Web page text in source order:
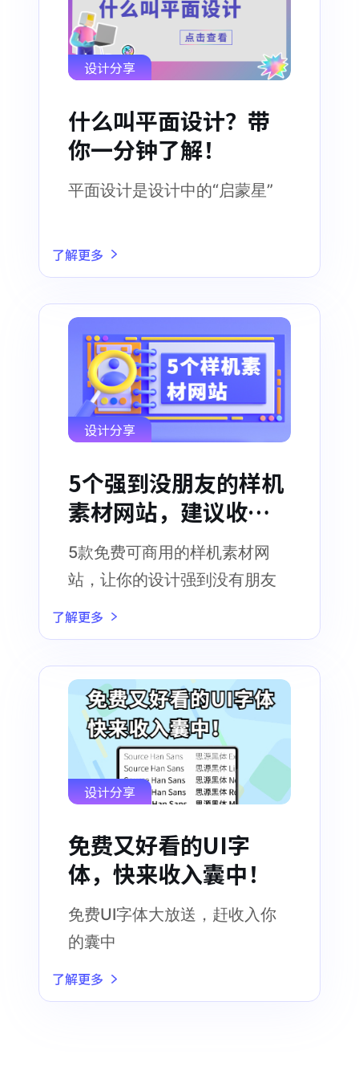
设计分享
什么叫平面设计？带
你一分钟了解！
平面设计是设计中的“启蒙星”
了解更多
设计分享
5个强到没朋友的样机
素材网站，建议收
藏！
5款免费可商用的样机素材网
站，让你的设计强到没有朋友
了解更多
设计分享
免费又好看的UI字
体，快来收入囊中！
免费UI字体大放送，赶收入你
的囊中
了解更多